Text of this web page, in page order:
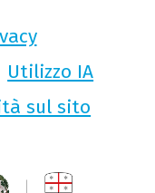
Utilizzo IA
sul sito